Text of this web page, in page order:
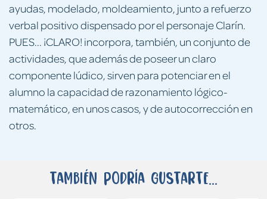
ayudas, modelado, moldeamiento, junto a refuerzo
verbal positivo dispensado por el personaje Clarín.
PUES... ¡CLARO! incorpora, también, un conjunto de
actividades, que además de poseer un claro
componente lúdico, sirven para potenciar en el
alumno la capacidad de razonamiento lógico-
matemático, en unos casos, y de autocorrección en
otros.
También podría gustarte...